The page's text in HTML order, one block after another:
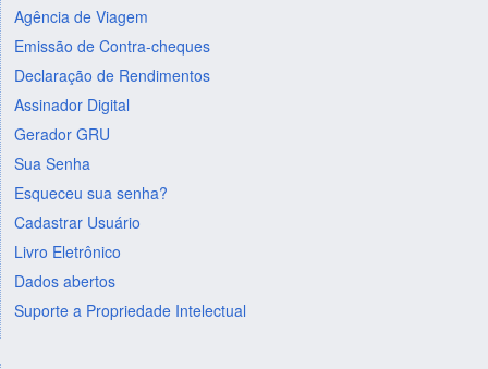
Agência de Viagem
Emissão de Contra-cheques
Declaração de Rendimentos
Assinador Digital
Gerador GRU
Sua Senha
Esqueceu sua senha?
Cadastrar Usuário
Livro Eletrônico
Dados abertos
Suporte a Propriedade Intelectual